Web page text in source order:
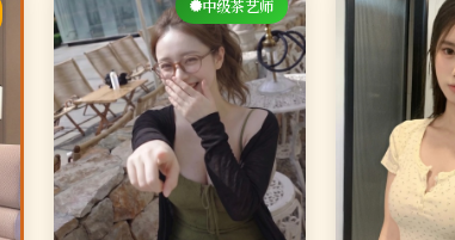
中级茶艺师